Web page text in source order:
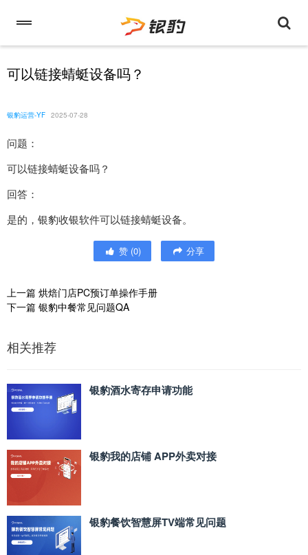
可以链接蜻蜓设备吗？
银豹运营-YF 2025-07-28
问题：
可以链接蜻蜓设备吗？
回答：
是的，银豹收银软件可以链接蜻蜓设备。
赞 (0) 分享
上一篇 烘焙门店PC预订单操作手册
下一篇 银豹中餐常见问题QA
相关推荐
银豹酒水寄存申请功能
银豹我的店铺 APP外卖对接
银豹餐饮智慧屏TV端常见问题